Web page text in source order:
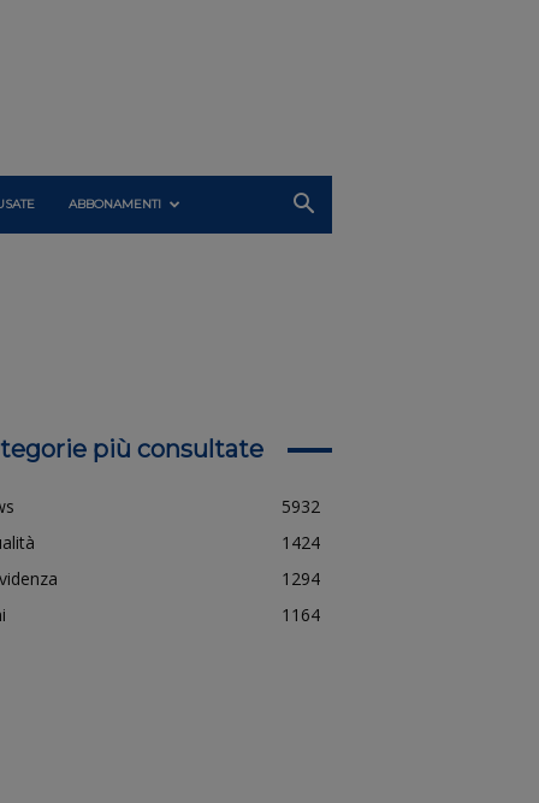
ABBONAMENTI
più consultate
5932
1424
1294
1164